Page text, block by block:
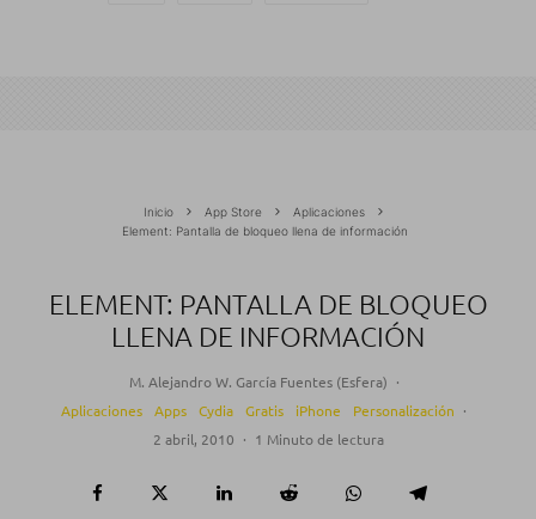
Inicio App Store
Aplicaciones
Element: Pantalla de bloqueo llena de información
ELEMENT: PANTALLA DE BLOQUEO
LLENA DE INFORMACIÓN
M. Alejandro W. García Fuentes (Esfera) ·
Aplicaciones
Apps Cydia Gratis iPhone Personalización ·
2 abril, 2010 · 1 Minuto de lectura